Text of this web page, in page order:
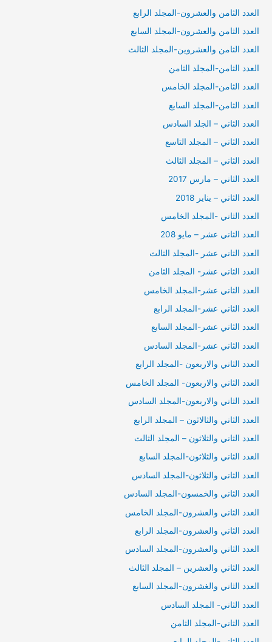
العدد الثامن والعشرون-المجلد الرابع
العدد الثامن والعشرون-المجلد السابع
العدد الثامن والعشروين-المجلد الثالث
العدد الثامن-المجلد الثامن
العدد الثامن-المجلد الخامس
العدد الثامن-المجلد السابع
العدد الثاني – الجلد السادس
العدد الثاني – المجلد التاسع
العدد الثاني – المجلد الثالث
العدد الثاني – مارس 2017
العدد الثاني – يناير 2018
العدد الثاني -المجلد الخامس
العدد الثاني عشر – مايو 208
العدد الثاني عشر -المجلد الثالث
العدد الثاني عشر- المجلد الثامن
العدد الثاني عشر-المجلد الخامس
العدد الثاني عشر-المجلد الرابع
العدد الثاني عشر-المجلد السابع
العدد الثاني عشر-المجلد السادس
العدد الثاني والاربعون -المجلد الرابع
العدد الثاني والاربعون- المجلد الخامس
العدد الثاني والاربعون-المجلد السادس
العدد الثاني والثالاثون – المجلد الرابع
العدد الثاني والثلاثون – المجلد الثالث
العدد الثاني والثلاثون-المجلد السابع
العدد الثاني والثلاثون-المجلد السادس
العدد الثاني والخمسون-المجلد السادس
العدد الثاني والعشرون-المجلد الخامس
العدد الثاني والعشرون-المجلد الرابع
العدد الثاني والعشرون-المجلد السادس
العدد الثاني والعشرين – المجلد الثالث
العدد الثاني والغشرون-المجلد السابع
العدد الثاني- المجلد السادس
العدد الثاني-المجلد الثامن